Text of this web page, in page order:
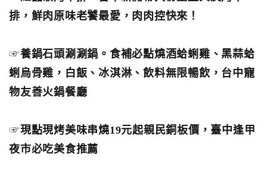
排，鮮肉原味老饕最愛，肉肉控快來！
☞養鍋石頭涮涮鍋。食補必點燒酒蛤蜊雞、黑蒜蛤
蜊烏骨雞，白飯、冰淇淋、飲料無限暢飲，台中寵
物友善火鍋餐廳
☞現點現烤美味串燒19元起親民銅板價，臺中逢甲
夜市必吃美食推薦